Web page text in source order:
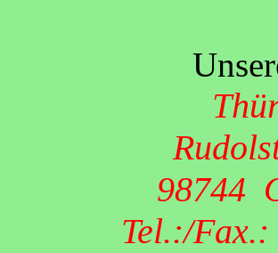
98744
Tel.:/